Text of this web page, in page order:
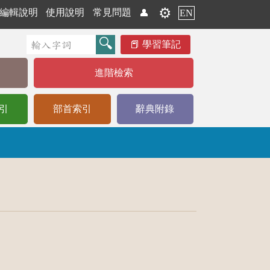
編輯說明 使用說明 常見問題 👤 ⚙️ EN
學習筆記
進階檢索
部首索引 辭典附錄